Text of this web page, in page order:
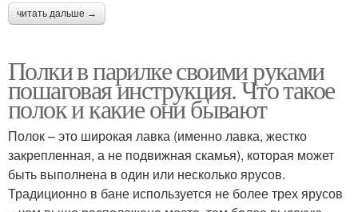
читать дальше →
Полки в парилке своими руками
пошаговая инструкция. Что такое
полок и какие они бывают
Полок – это широкая лавка (именно лавка, жестко
закрепленная, а не подвижная скамья), которая может
быть выполнена в один или несколько ярусов.
Традиционно в бане используется не более трех ярусов